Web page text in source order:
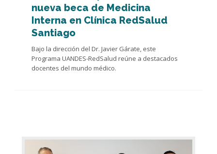
nueva beca de Medicina
Interna en Clínica RedSalud
Santiago
Bajo la dirección del Dr. Javier Gárate, este
Programa UANDES-RedSalud reúne a destacados
docentes del mundo médico.